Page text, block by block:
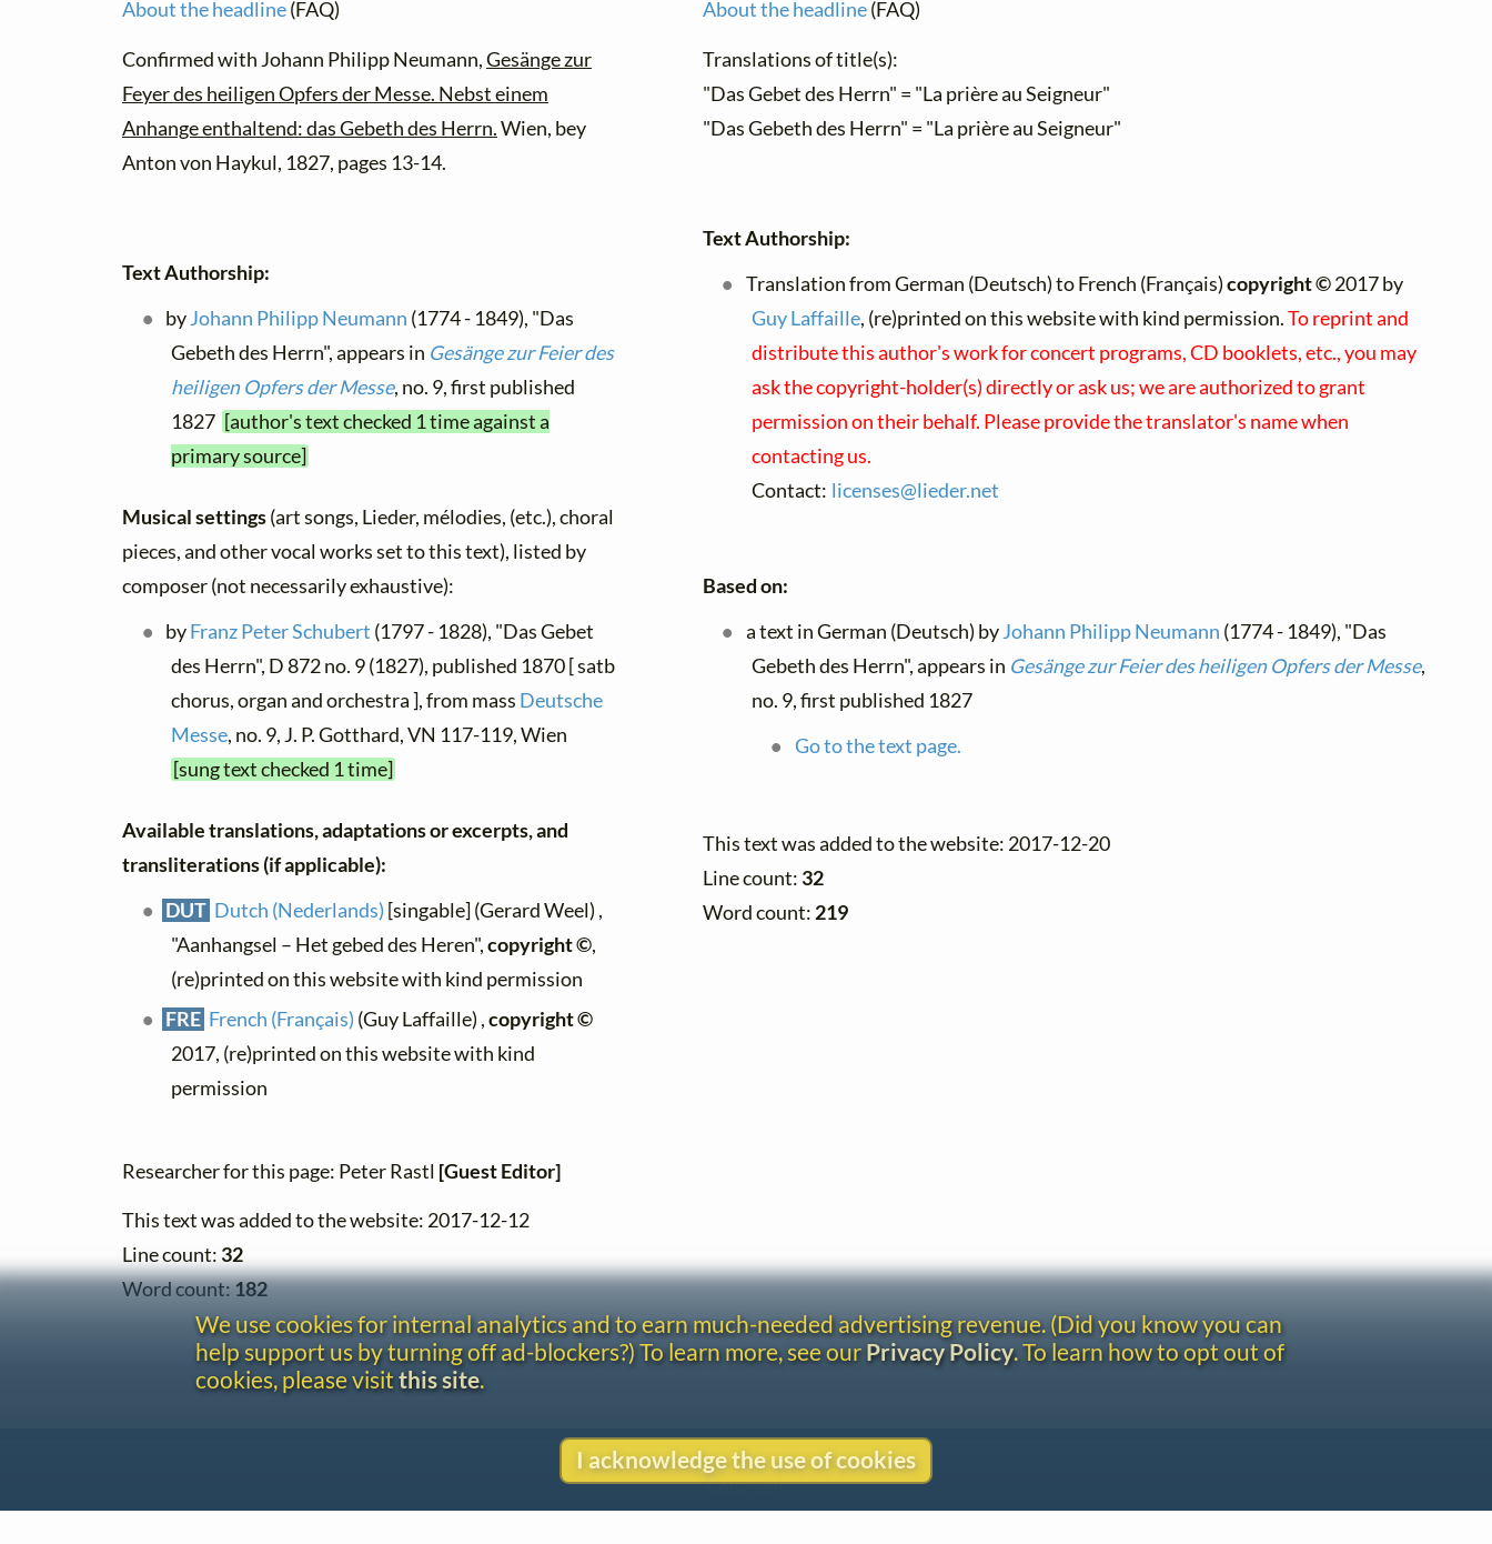
About the headline(FAQ)
Confirmed with Johann Philipp Neumann,Gesänge zur
Feyer des heiligen Opfers der Messe. Nebst einem
Anhange enthaltend: das Gebeth des Herrn.Wien, bey
Anton von Haykul, 1827, pages 13-14.
Text Authorship:
byJohann Philipp Neumann (1774 - 1849), "Das
Gebeth des Herrn", appears in Gesänge zur Feier des
heiligen Opfers der Messe, no. 9, first published
1827 [author's text checked 1 time against a
primary source]
Musical settings(art songs, Lieder, mélodies, (etc.), choral
pieces, and other vocal works set to this text), listed by
composer (not necessarily exhaustive):
byFranz Peter Schubert (1797 - 1828), "Das Gebet
des Herrn", D 872 no. 9 (1827), published 1870 [ satb
chorus, organ and orchestra ], from mass Deutsche
Messe, no. 9, J. P. Gotthard, VN 117-119, Wien
[sung text checked 1 time]
Available translations, adaptations or excerpts, and
transliterations (if applicable):
DUT Dutch (Nederlands) [singable] (Gerard Weel) ,
"Aanhangsel – Het gebed des Heren",copyright ©,
(re)printed on this website with kind permission
FRE French (Français) (Guy Laffaille) ,copyright ©
2017, (re)printed on this website with kind
permission
Researcher for this page: Peter Rastl [Guest Editor]
This text was added to the website: 2017-12-12
Line count: 32
Word count:182
About the headline(FAQ)
Translations of title(s):
"Das Gebet des Herrn" = "La prière au Seigneur"
"Das Gebeth des Herrn" = "La prière au Seigneur"
Text Authorship:
Translation from German (Deutsch) to French (Français)copyright ©2017 by
Guy Laffaille, (re)printed on this website with kind permission.To reprint and
distribute this author's work for concert programs, CD booklets, etc., you may
ask the copyright-holder(s) directly or ask us; we are authorized to grant
permission on their behalf. Please provide the translator's name when
contacting us.
Contact: licenses@lieder.net
Based on:
a text in German (Deutsch) byJohann Philipp Neumann (1774 - 1849), "Das
Gebeth des Herrn", appears in Gesänge zur Feier des heiligen Opfers der Messe,
no. 9, first published 1827
Go to the text page.
This text was added to the website: 2017-12-20
Line count: 32
Word count: 219
We use cookies for internal analytics and to earn much-needed advertising revenue. (Did you know you can
help support us by turning off ad-blockers?) To learn more, see ourPrivacy Policy. To learn how to opt out of
cookies, please visit this site.
I acknowledge the use of cookies
Contact
Copyright
Privacy